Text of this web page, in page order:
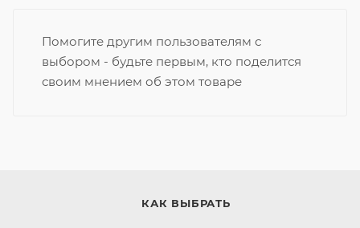
Помогите другим пользователям с
выбором - будьте первым, кто поделится
своим мнением об этом товаре
КАК ВЫБРАТЬ